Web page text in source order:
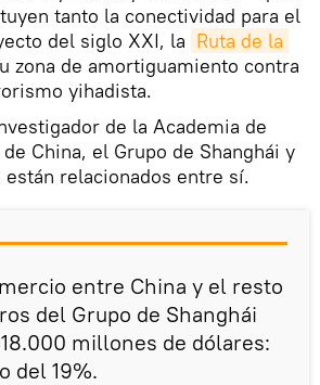
tanto la conectividad para el
del siglo XXI, la Ruta de la
zona de amortiguamiento contra
yihadista.
de la Academia de
China, el Grupo de Shanghái y
están relacionados entre sí.
entre China y el resto
del Grupo de Shanghái
millones de dólares:
del 19%.